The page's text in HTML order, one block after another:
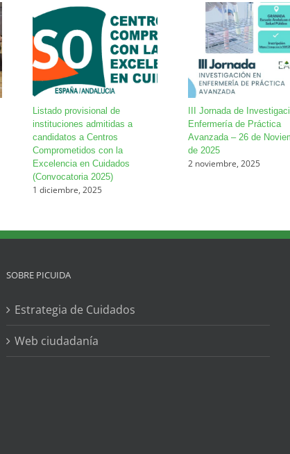
Listado provisional de
instituciones admitidas a
candidatos a Centros
Comprometidos con la
Excelencia en Cuidados
(Convocatoria 2025)
1 diciembre, 2025
III Jornada de
Enfermería de Práctica
Avanzada – 26 de
de 2025
2 noviembre, 2025
SOBRE PICUIDA
Estrategia de Cuidados
Web ciudadanía